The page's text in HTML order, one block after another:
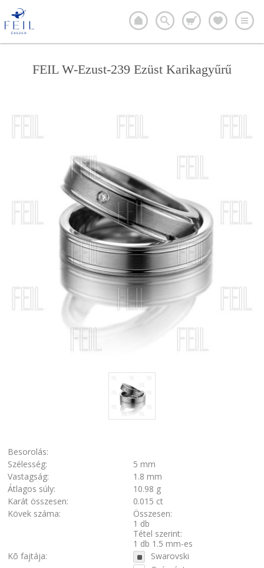
FEIL W-Ezust-239 Ezüst Karikagyűrű
Besorolás:
Szélesség:
5 mm
Vastagság:
1.8 mm
Átlagos súly:
10.98 g
Karát összesen:
0.015 ct
Kövek száma:
Összesen:
1 db
Tétel szerint:
1 db 1.5 mm-es
Kõ fajtája:
Swarovski